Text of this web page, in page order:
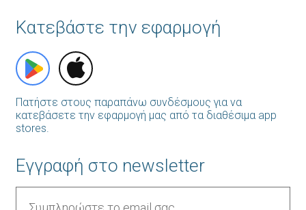
Κατεβάστε την εφαρμογή
Πατήστε στους παραπάνω συνδέσμους για να
κατεβάσετε την εφαρμογή μας από τα διαθέσιμα app
stores.
Εγγραφή στο newsletter